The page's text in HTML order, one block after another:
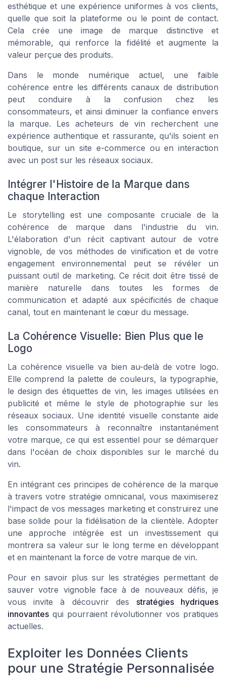
esthétique et une expérience uniformes à vos clients,
quelle que soit la plateforme ou le point de contact.
Cela crée une image de marque distinctive et
mémorable, qui renforce la fidélité et augmente la
valeur perçue des produits.
Dans le monde numérique actuel, une faible
cohérence entre les différents canaux de distribution
peut conduire à la confusion chez les
consommateurs, et ainsi diminuer la confiance envers
la marque. Les acheteurs de vin recherchent une
expérience authentique et rassurante, qu'ils soient en
boutique, sur un site e-commerce ou en interaction
avec un post sur les réseaux sociaux.
Intégrer l'Histoire de la Marque dans
chaque Interaction
Le storytelling est une composante cruciale de la
cohérence de marque dans l'industrie du vin.
L'élaboration d'un récit captivant autour de votre
vignoble, de vos méthodes de vinification et de votre
engagement environnemental peut se révéler un
puissant outil de marketing. Ce récit doit être tissé de
manière naturelle dans toutes les formes de
communication et adapté aux spécificités de chaque
canal, tout en maintenant le cœur du message.
La Cohérence Visuelle: Bien Plus que le
Logo
La cohérence visuelle va bien au-delà de votre logo.
Elle comprend la palette de couleurs, la typographie,
le design des étiquettes de vin, les images utilisées en
publicité et même le style de photographie sur les
réseaux sociaux. Une identité visuelle constante aide
les consommateurs à reconnaître instantanément
votre marque, ce qui est essentiel pour se démarquer
dans l'océan de choix disponibles sur le marché du
vin.
En intégrant ces principes de cohérence de la marque
à travers votre stratégie omnicanal, vous maximiserez
l'impact de vos messages marketing et construirez une
base solide pour la fidélisation de la clientèle. Adopter
une approche intégrée est un investissement qui
montrera sa valeur sur le long terme en développant
et en maintenant la force de votre marque de vin.
Pour en savoir plus sur les stratégies permettant de
sauver votre vignoble face à de nouveaux défis, je
vous invite à découvrir des stratégies hydriques
innovantes qui pourraient révolutionner vos pratiques
actuelles.
Exploiter les Données Clients
pour une Stratégie Personnalisée